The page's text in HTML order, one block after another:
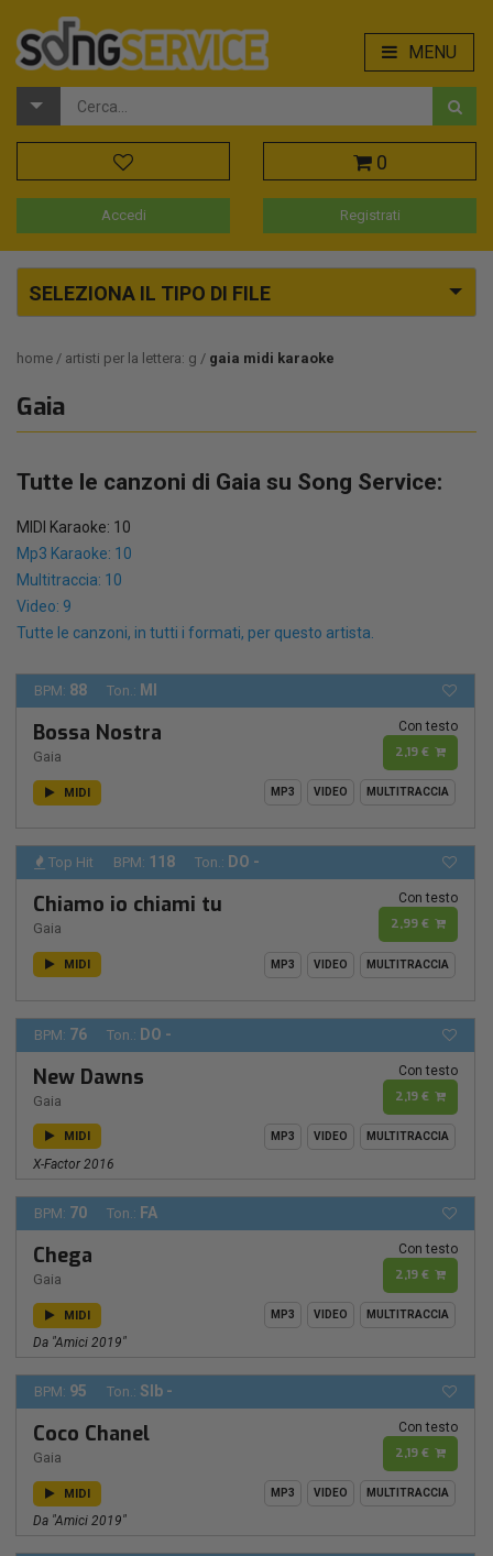
MENU
0
Accedi Registrati
SELEZIONA IL TIPO DI FILE
home artisti per la lettera: g gaia midi karaoke
Gaia
Tutte le canzoni di Gaia su Song Service:
MIDI Karaoke: 10
Mp3 Karaoke: 10
Multitraccia: 10
Video: 9
Tutte le canzoni, in tutti i formati, per questo artista.
BPM: 88 Ton.: MI
Bossa Nostra
Gaia
Con testo
2,19 €
MIDI MP3 VIDEO MULTITRACCIA
Top Hit BPM: 118 Ton.: DO -
Chiamo io chiami tu
Gaia
Con testo
2,99 €
MIDI MP3 VIDEO MULTITRACCIA
BPM: 76 Ton.: DO -
New Dawns
Gaia
Con testo
2,19 €
MIDI MP3 VIDEO MULTITRACCIA
X-Factor 2016
BPM: 70 Ton.: FA
Chega
Gaia
Con testo
2,19 €
MIDI MP3 VIDEO MULTITRACCIA
Da "amici 2019"
BPM: 95 Ton.: SIb -
Coco Chanel
Gaia
Con testo
2,19 €
MIDI MP3 VIDEO MULTITRACCIA
Da "amici 2019"